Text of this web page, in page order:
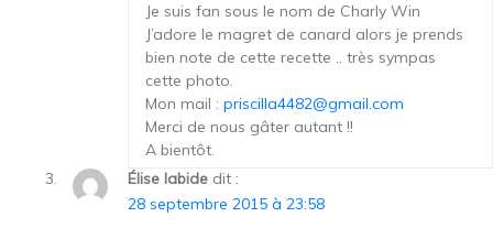
Je suis fan sous le nom de Charly Win
J’adore le magret de canard alors je prends
bien note de cette recette .. très sympas
cette photo.
Mon mail : priscilla4482@gmail.com
Merci de nous gâter autant !!
A bientôt.
Élise labide dit :
28 septembre 2015 à 23:58